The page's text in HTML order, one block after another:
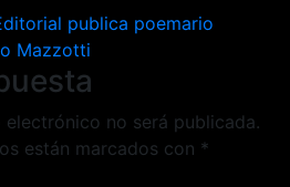
publica poemario
Mazzotti
no será publicada.
están marcados con *